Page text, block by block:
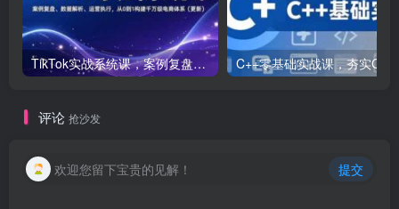
TikTok实战系统课，案例复盘、数据解析、运营执行，从0到1构建千万级电商体系（更新）
评论 抢沙发
欢迎您留下宝贵的见解！ 提交